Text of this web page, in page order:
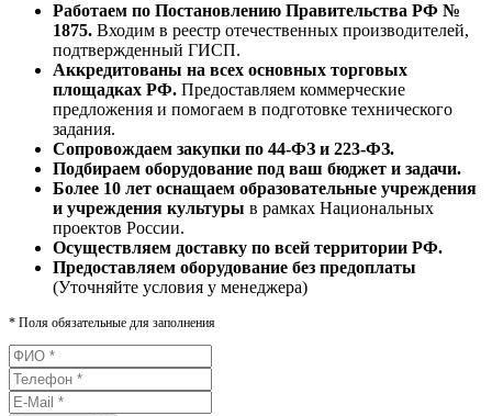
Работаем по Постановлению Правительства РФ №
1875. Входим в реестр отечественных производителей,
подтвержденный ГИСП.
Аккредитованы на всех основных торговых
площадках РФ. Предоставляем коммерческие
предложения и помогаем в подготовке технического
задания.
Сопровождаем закупки по 44-ФЗ и 223-ФЗ.
Подбираем оборудование под ваш бюджет и задачи.
Более 10 лет оснащаем образовательные учреждения
и учреждения культуры в рамках Национальных
проектов России.
Осуществляем доставку по всей территории РФ.
Предоставляем оборудование без предоплаты
(Уточняйте условия у менеджера)
* Поля обязательные для заполнения